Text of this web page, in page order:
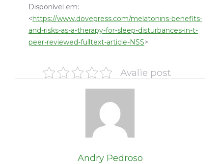
Disponível em:
<https://www.dovepress.com/melatonins-benefits-
and-risks-as-a-therapy-for-sleep-disturbances-in-t-
peer-reviewed-fulltext-article-NSS>.
Avalie post
Andry Pedroso